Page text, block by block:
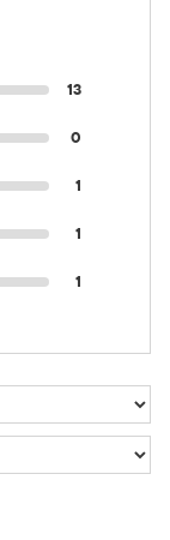
13
0
1
1
1